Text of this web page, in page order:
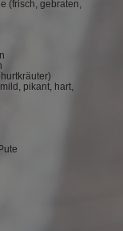
(frisch, gebraten,
pikant, hart,